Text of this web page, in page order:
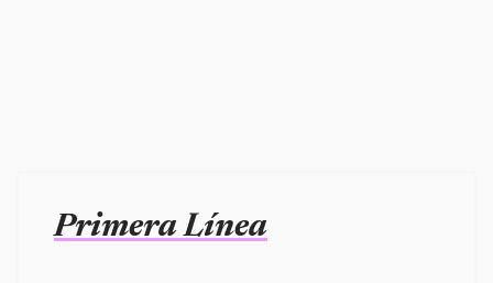
Primera Línea